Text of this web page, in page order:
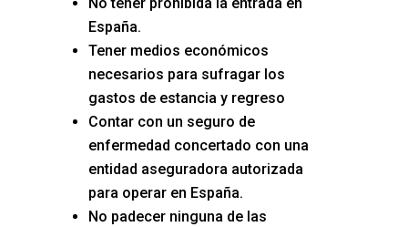
España.
Tener medios económicos
necesarios para sufragar los
gastos de estancia y regreso
Contar con un seguro de
enfermedad concertado con una
entidad aseguradora autorizada
para operar en España.
No padecer ninguna de las